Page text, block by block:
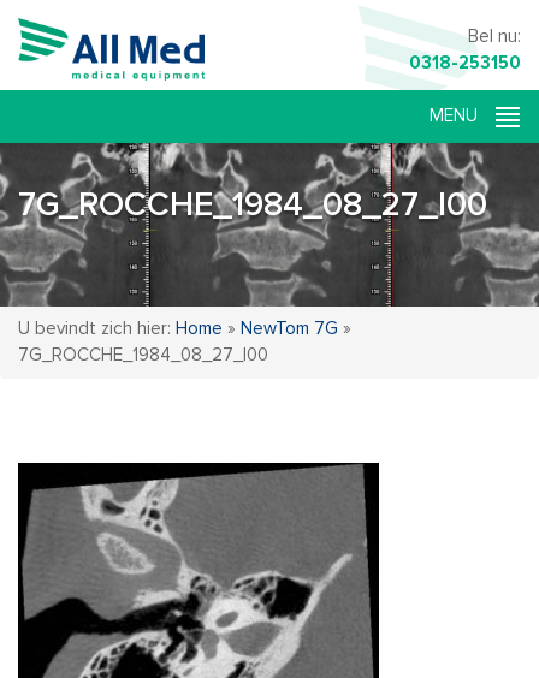
Bel nu:
0318-253150
7G_ROCCHE_1984_08_27_I00
U bevindt zich hier: Home » NewTom 7G »
7G_ROCCHE_1984_08_27_I00